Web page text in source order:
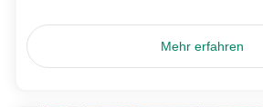
Mehr erfahren